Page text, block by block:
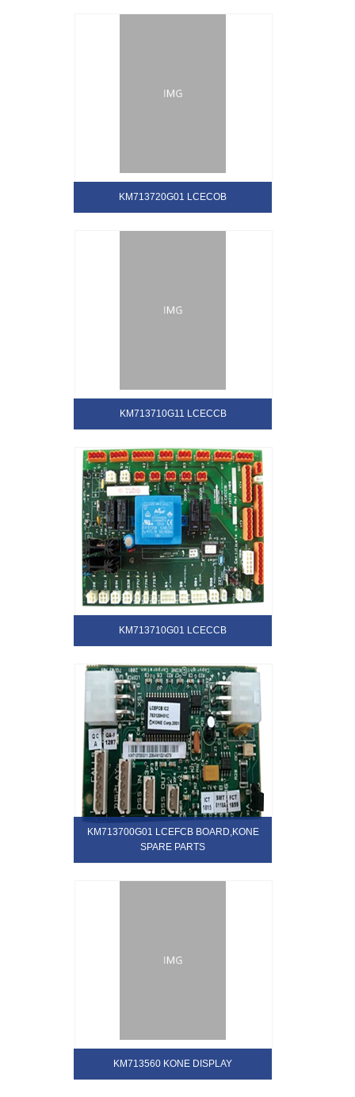
KM713720G01 LCECOB
KM713710G11 LCECCB
KM713710G01 LCECCB
KM713700G01 LCEFCB BOARD,KONE
SPARE PARTS
KM713560 KONE DISPLAY